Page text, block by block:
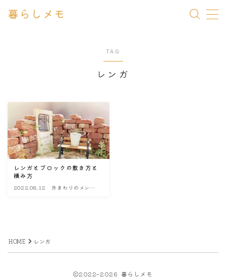
暮らしメモ
暮らしメモ
TAG
レンガ
レンガとブロックの敷き方と
積み方
2022.08.12
外まわりのメンテ
HOME レンガ
2022–2026 暮らしメモ